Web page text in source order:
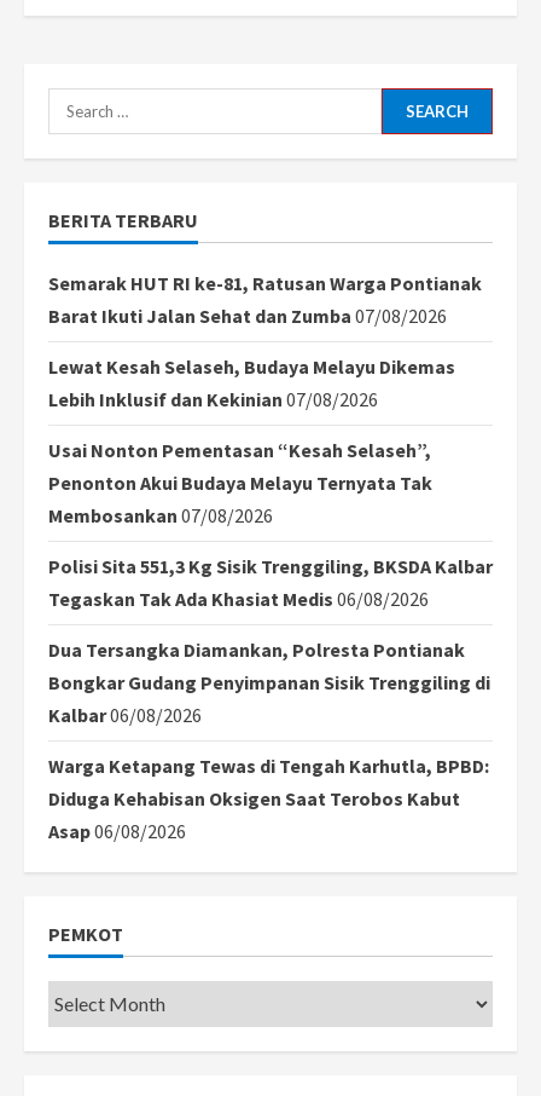
Search
for:
BERITA TERBARU
Semarak HUT RI ke-81, Ratusan Warga Pontianak
Barat Ikuti Jalan Sehat dan Zumba 07/08/2026
Lewat Kesah Selaseh, Budaya Melayu Dikemas
Lebih Inklusif dan Kekinian 07/08/2026
Usai Nonton Pementasan “Kesah Selaseh”,
Penonton Akui Budaya Melayu Ternyata Tak
Membosankan 07/08/2026
Polisi Sita 551,3 Kg Sisik Trenggiling, BKSDA Kalbar
Tegaskan Tak Ada Khasiat Medis 06/08/2026
Dua Tersangka Diamankan, Polresta Pontianak
Bongkar Gudang Penyimpanan Sisik Trenggiling di
Kalbar06/08/2026
Warga Ketapang Tewas di Tengah Karhutla, BPBD:
Diduga Kehabisan Oksigen Saat Terobos Kabut
Asap06/08/2026
PEMKOT
Pemkot